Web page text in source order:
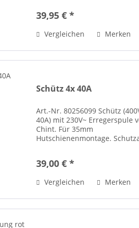
benötigte vollwertige
Nr. 13201114...
39,95 € *
Vergleichen Merken
Schütz 4x 40A
Art.-Nr. 80256099 Schütz
40A) mit 230V~ Erregerspule
Chint. Für 35mm
Hutschienenmontage.
39,00 € *
Vergleichen Merken